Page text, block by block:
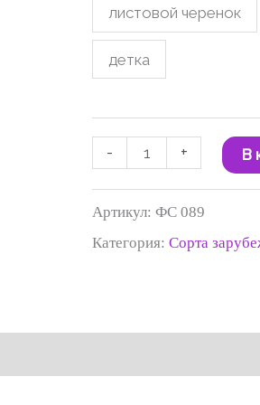
листовой черенок
детка
- + В
Артикул:ФС 089
Категория:Сорта